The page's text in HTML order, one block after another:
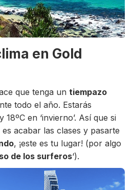
en Gold
que tenga un tiempazo
todo el año. Estarás
en ‘invierno’. Así que si
acabar las clases y pasarte
, ¡este es tu lugar! (por algo
de los surferos‘).